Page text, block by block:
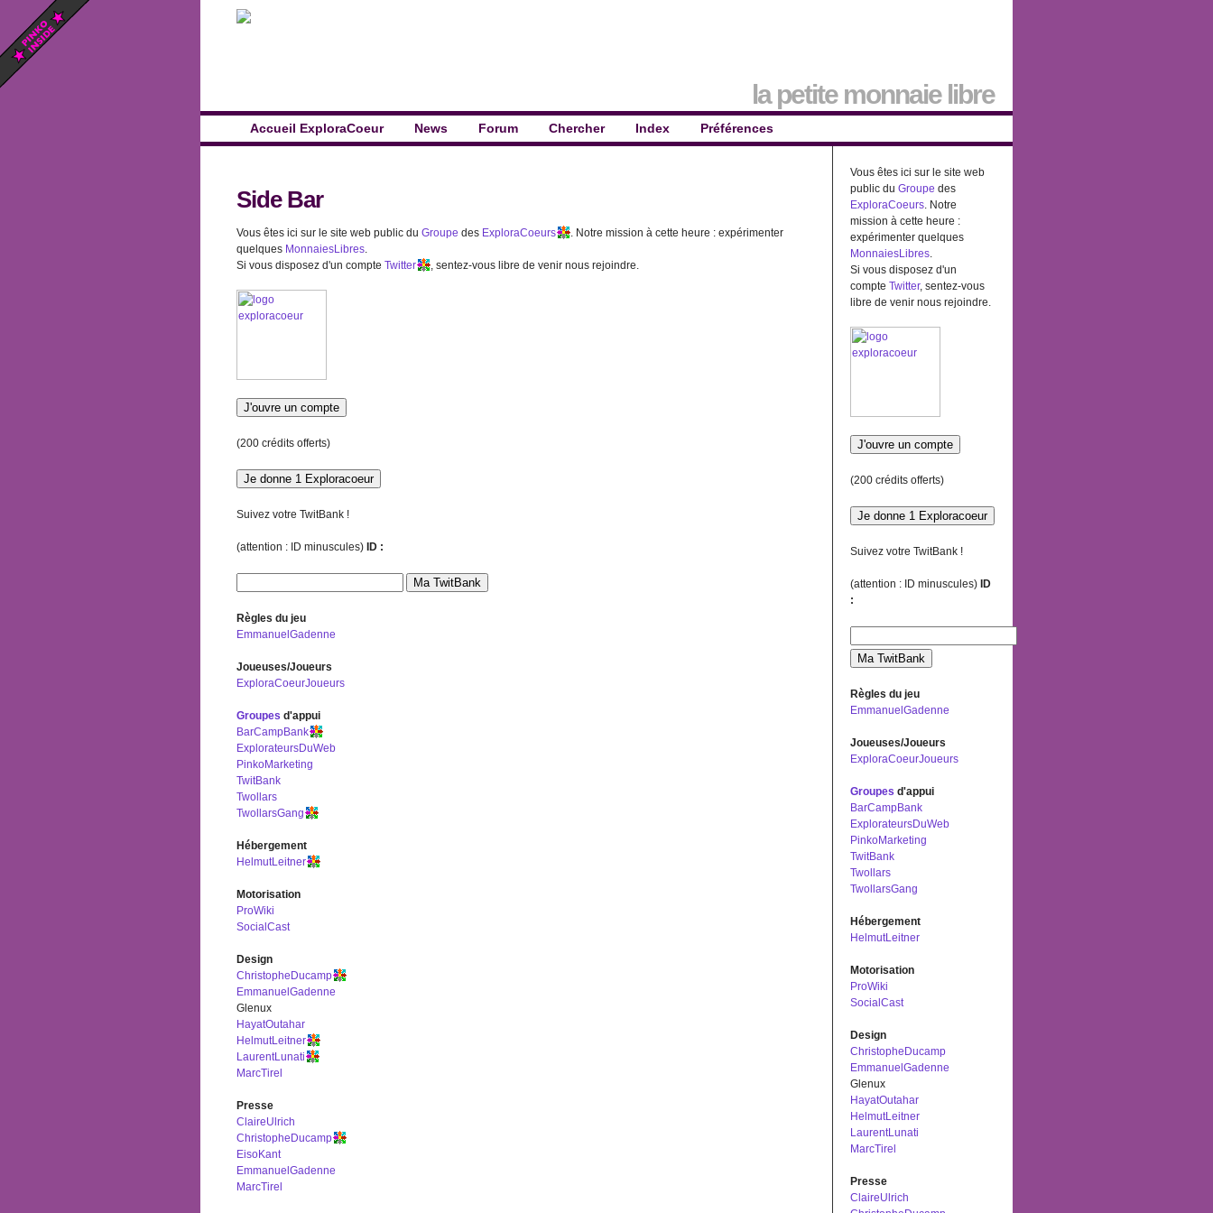
la petite monnaie libre
Accueil ExploraCoeur News Forum Chercher Index Préférences
Side Bar
Vous êtes ici sur le site web public du Groupe des ExploraCoeurs
. Notre mission à cette heure : expérimenter
quelques MonnaiesLibres
Si vous disposez d'un compte Twitter , sentez-vous libre de venir nous rejoindre.
(200 crédits offerts)
Suivez votre TwitBank !
(attention : ID minuscules) ID :
Règles du jeu
EmmanuelGadenne
Joueuses/Joueurs
ExploraCoeurJoueurs
Groupes d'appui
BarCampBank
ExplorateursDuWeb
PinkoMarketing
TwitBank
Twollars
TwollarsGang
Hébergement
HelmutLeitner
Motorisation
ProWiki
SocialCast
Design
ChristopheDucamp
EmmanuelGadenne
Glenux
HayatOutahar
HelmutLeitner
LaurentLunati
MarcTirel
Presse
ClaireUlrich
ChristopheDucamp
EisoKant
EmmanuelGadenne
MarcTirel
Vous êtes ici sur le site web
public du Groupe des
ExploraCoeurs . Notre
mission à cette heure :
expérimenter quelques
MonnaiesLibres
Si vous disposez d'un
compte Twitter, sentez-vous
libre de venir nous rejoindre.
(200 crédits offerts)
Suivez votre TwitBank !
(attention : ID minuscules) ID
:
Règles du jeu
EmmanuelGadenne
Joueuses/Joueurs
ExploraCoeurJoueurs
Groupes d'appui
BarCampBank
ExplorateursDuWeb
PinkoMarketing
TwitBank
Twollars
TwollarsGang
Hébergement
HelmutLeitner
Motorisation
ProWiki
SocialCast
Design
ChristopheDucamp
EmmanuelGadenne
Glenux
HayatOutahar
HelmutLeitner
LaurentLunati
MarcTirel
Presse
ClaireUlrich